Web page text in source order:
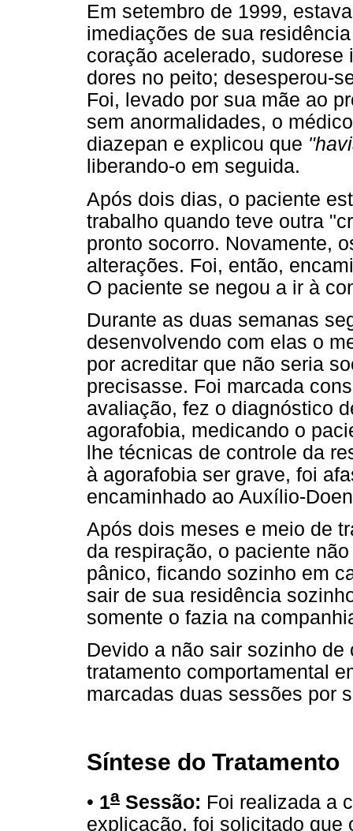
Em setembro de 1999,
imediações de sua
coração acelerado,
dores no peito; desesperou-
Foi, levado por sua mãe ao
sem anormalidades, o
diazepan e explicou que
liberando-o em seguida.
Após dois dias, o paciente
trabalho quando teve outra
pronto socorro. Novamente,
alterações. Foi, então,
O paciente se negou a ir à
Durante as duas semanas
desenvolvendo com elas o
por acreditar que não seria
precisasse. Foi marcada
avaliação, fez o diagnóstico
agorafobia, medicando o
lhe técnicas de controle da
à agorafobia ser grave, foi
encaminhado ao Auxílio-
Após dois meses e meio de
da respiração, o paciente
pânico, ficando sozinho em
sair de sua residência
somente o fazia na
Devido a não sair sozinho
tratamento comportamental
marcadas duas sessões por
Síntese do Tratamento
• 1a Sessão: Foi realizada a
explicação, foi solicitado que